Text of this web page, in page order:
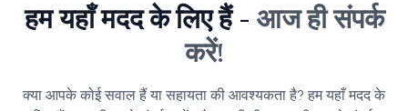
हम यहाँ मदद के लिए हैं - आज ही संपर्क
करें!
क्या आपके कोई सवाल हैं या सहायता की आवश्यकता है? हम यहाँ मदद के